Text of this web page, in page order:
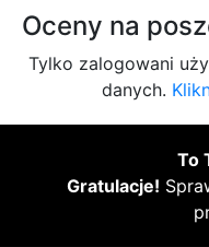
Oceny na
Tylko zalogowani
danych.
To
Gratulacje!